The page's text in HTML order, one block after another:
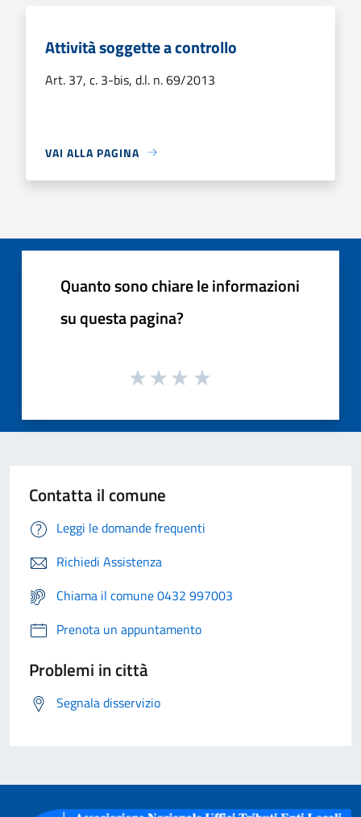
Attività soggette a controllo
Art. 37, c. 3-bis, d.l. n. 69/2013
VAI ALLA PAGINA
Quanto sono chiare le informazioni
su questa pagina?
Contatta il comune
Leggi le domande frequenti
Richiedi Assistenza
Chiama il comune 0432 997003
Prenota un appuntamento
Problemi in città
Segnala disservizio